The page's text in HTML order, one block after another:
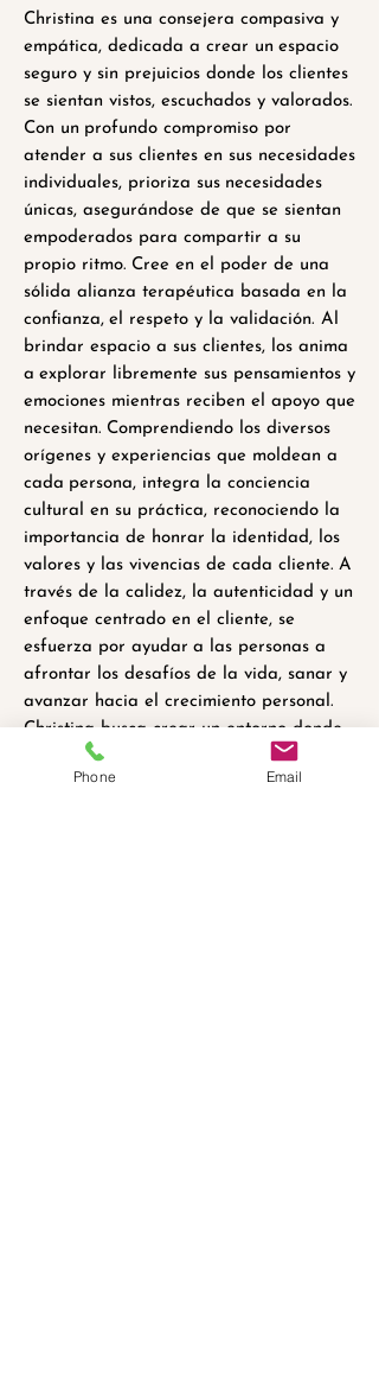
Christina es una consejera compasiva y
empática, dedicada a crear un espacio
seguro y sin prejuicios donde los clientes
se sientan vistos, escuchados y valorados.
Con un profundo compromiso por
atender a sus clientes en sus necesidades
individuales, prioriza sus necesidades
únicas, asegurándose de que se sientan
empoderados para compartir a su
propio ritmo. Cree en el poder de una
sólida alianza terapéutica basada en la
confianza, el respeto y la validación. Al
brindar espacio a sus clientes, los anima
a explorar libremente sus pensamientos y
emociones mientras reciben el apoyo que
necesitan. Comprendiendo los diversos
orígenes y experiencias que moldean a
cada persona, integra la conciencia
cultural en su práctica, reconociendo la
importancia de honrar la identidad, los
valores y las vivencias de cada cliente. A
través de la calidez, la autenticidad y un
enfoque centrado en el cliente, se
esfuerza por ayudar a las personas a
afrontar los desafíos de la vida, sanar y
avanzar hacia el crecimiento personal.
Christina busca crear un entorno donde
los clientes se sientan apoyados y
esperen con ilusión sus sesiones, seguros
Phone Email